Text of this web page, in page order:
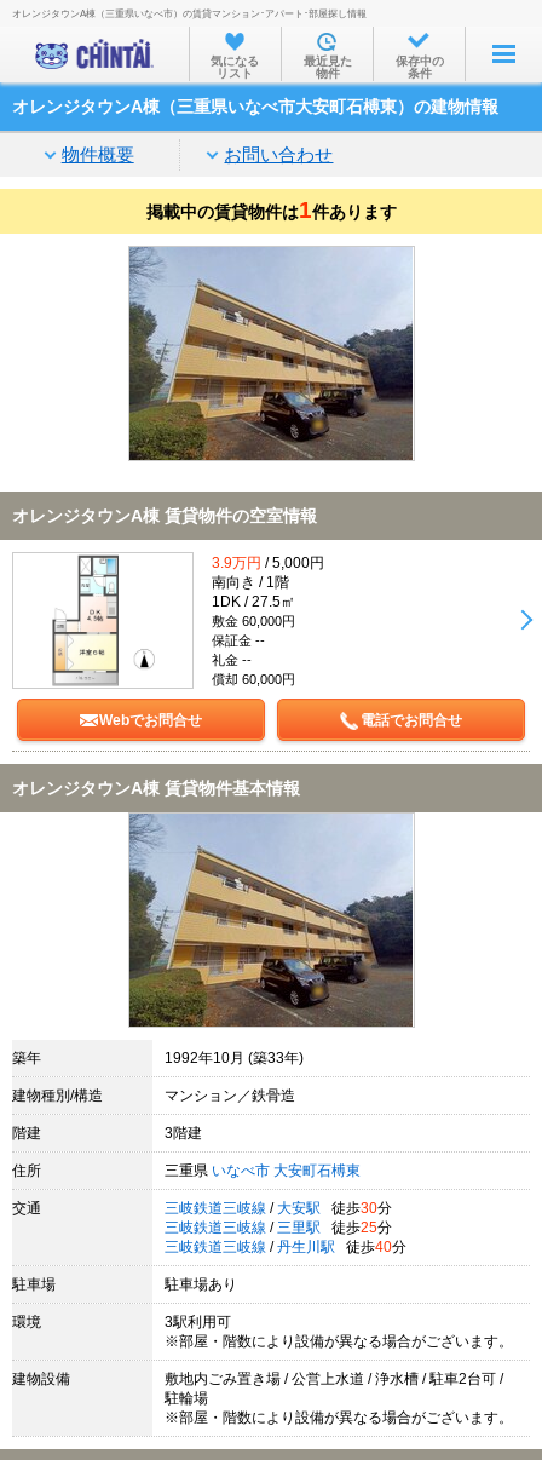
お部屋を探す
沿線・駅から
家賃相場から
通勤通学時間から
TOP
オレンジタウンA棟（三重県いなべ市）の賃貸マンション･アパート･部屋探し情報
気になる
リスト
最近見た
物件
保存中の
条件
オレンジタウンA棟（三重県いなべ市大安町石榑東）の建物情報
物件概要 お問い合わせ
掲載中の賃貸物件は1件あります
オレンジタウンA棟 賃貸物件の空室情報
3.9万円 / 5,000円
南向き / 1階
1DK / 27.5㎡
敷金 60,000円
保証金 --
礼金 --
償却 60,000円
Webでお問合せ 電話でお問合せ
オレンジタウンA棟 賃貸物件基本情報
築年 1992年10月 (築33年)
建物種別/構造 マンション／鉄骨造
階建 3階建
住所 三重県 いなべ市 大安町石榑東
交通 三岐鉄道三岐線 / 大安駅 徒歩30分
三岐鉄道三岐線 / 三里駅 徒歩25分
三岐鉄道三岐線 / 丹生川駅 徒歩40分
駐車場 駐車場あり
環境
3駅利用可
※部屋・階数により設備が異なる場合がございます。
建物設備
敷地内ごみ置き場 / 公営上水道 / 浄水槽 / 駐車2台可 /
駐輪場
※部屋・階数により設備が異なる場合がございます。